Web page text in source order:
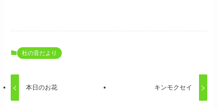
杜の音だより
本日のお花 キンモクセイ